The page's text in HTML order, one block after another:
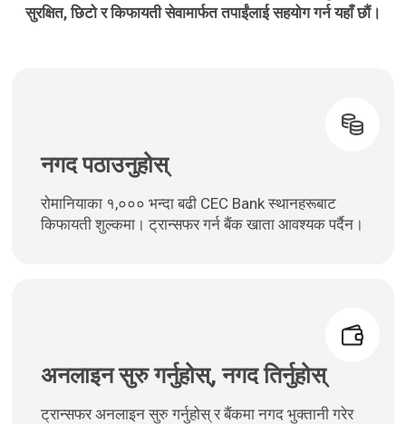
सुरक्षित, छिटो र किफायती सेवामार्फत तपाईंलाई सहयोग गर्न यहाँ छौं।
नगद पठाउनुहोस्
रोमानियाका १,००० भन्दा बढी CEC Bank स्थानहरूबाट
किफायती शुल्कमा। ट्रान्सफर गर्न बैंक खाता आवश्यक पर्दैन।
अनलाइन सुरु गर्नुहोस्, नगद तिर्नुहोस्
ट्रान्सफर अनलाइन सुरु गर्नुहोस् र बैंकमा नगद भुक्तानी गरेर